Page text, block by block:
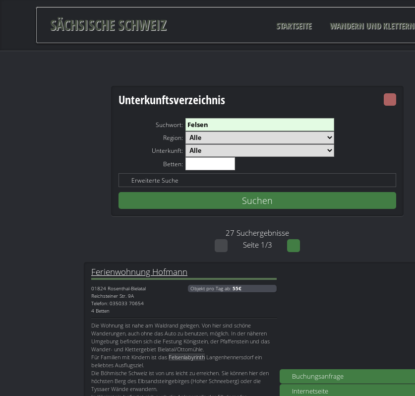
SÄCHSISCHE SCHWEIZ STARTSEITE WANDERN UND KLETTERN
Unterkunftsverzeichnis
Suchwort:
Region:
Unterkunft:
Betten:
Erweiterte Suche
27 Suchergebnisse
Seite 1/3
Buchungsanfrage
Internetseite
Ferienwohnung Hofmann
01824 Rosenthal-Bielatal
Reichsteiner Str. 9A
Telefon: 035033 70654
4 Betten
Objekt pro Tag ab: 55€
Die Wohnung ist nahe am Waldrand gelegen. Von hier sind schöne
Wanderungen, auch ohne das Auto zu benutzen, möglich. In der näheren
Umgebung befinden sich die Festung Königstein, der Pfaffenstein und das
Wander- und Klettergebiet Bielatal/Ottomühle.
Für Familien mit Kindern ist das Felsenlabyrinth Langenhennersdorf ein
beliebtes Ausflugsziel.
Die Böhmische Schweiz ist von uns leicht zu erreichen. Sie können hier den
höchsten Berg des Elbsandsteingebirges (Hoher Schneeberg) oder die
Tyssaer Wände erwandern.